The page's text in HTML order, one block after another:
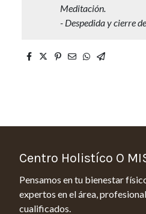
Meditación.
- Despedida y cierre
Centro Holistíco O
Pensamos en tu bienestar
expertos en el área,
cualificados.